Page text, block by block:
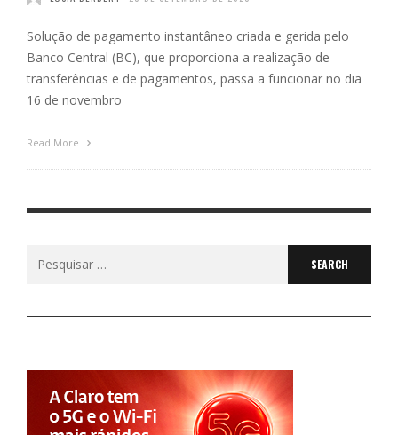
Solução de pagamento instantâneo criada e gerida pelo
Banco Central (BC), que proporciona a realização de
transferências e de pagamentos, passa a funcionar no dia
16 de novembro
Read More